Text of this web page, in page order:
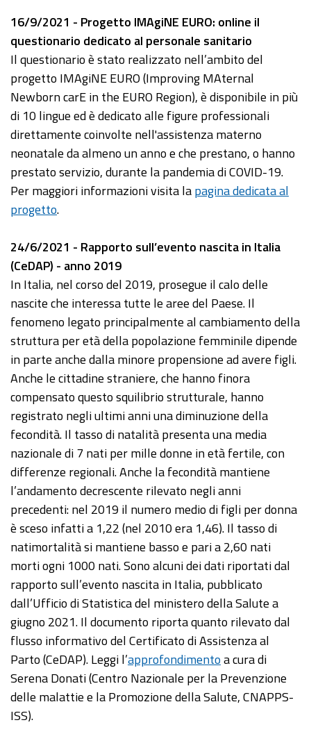
16/9/2021 - Progetto IMAgiNE EURO: online il
questionario dedicato al personale sanitario
Il questionario è stato realizzato nell’ambito del
progetto IMAgiNE EURO (Improving MAternal
Newborn carE in the EURO Region), è disponibile in più
di 10 lingue ed è dedicato alle figure professionali
direttamente coinvolte nell'assistenza materno
neonatale da almeno un anno e che prestano, o hanno
prestato servizio, durante la pandemia di COVID-19.
Per maggiori informazioni visita lapagina dedicata al
progetto.
24/6/2021 - Rapporto sull’evento nascita in Italia
(CeDAP) - anno 2019
In Italia, nel corso del 2019, prosegue il calo delle
nascite che interessa tutte le aree del Paese. Il
fenomeno legato principalmente al cambiamento della
struttura per età della popolazione femminile dipende
in parte anche dalla minore propensione ad avere figli.
Anche le cittadine straniere, che hanno finora
compensato questo squilibrio strutturale, hanno
registrato negli ultimi anni una diminuzione della
fecondità. Il tasso di natalità presenta una media
nazionale di 7 nati per mille donne in età fertile, con
differenze regionali. Anche la fecondità mantiene
l’andamento decrescente rilevato negli anni
precedenti: nel 2019 il numero medio di figli per donna
è sceso infatti a 1,22 (nel 2010 era 1,46). Il tasso di
natimortalità si mantiene basso e pari a 2,60 nati
morti ogni 1000 nati. Sono alcuni dei dati riportati dal
rapporto sull’evento nascita in Italia, pubblicato
dall’Ufficio di Statistica del ministero della Salute a
giugno 2021. Il documento riporta quanto rilevato dal
flusso informativo del Certificato di Assistenza al
Parto (CeDAP). Leggi l’approfondimentoa cura di
Serena Donati (Centro Nazionale per la Prevenzione
delle malattie e la Promozione della Salute, CNAPPS-
ISS).